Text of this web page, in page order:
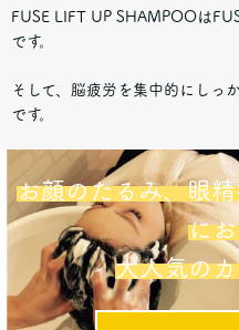
FUSE LIFT UP SHAMPOOは
です。
そして、脳疲労を集中的にしっ
です。
お顔のたるみ、眼
に
大人気の